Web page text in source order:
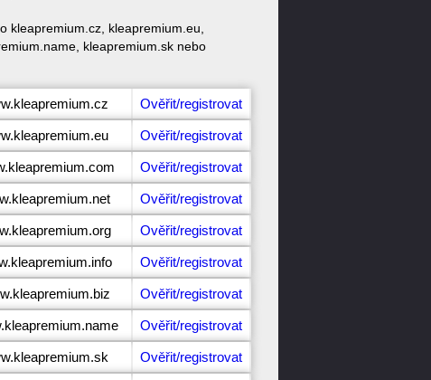
kleapremium.cz, kleapremium.eu,
kleapremium.sk nebo
Ověřit/registrovat
Ověřit/registrovat
Ověřit/registrovat
Ověřit/registrovat
Ověřit/registrovat
Ověřit/registrovat
Ověřit/registrovat
Ověřit/registrovat
Ověřit/registrovat